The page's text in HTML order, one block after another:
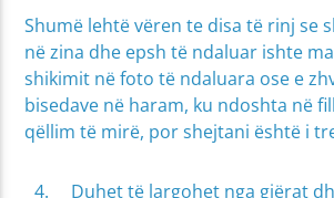
Shumë lehtë vëren te disa të rinj se
në zina dhe epsh të ndaluar ishte
shikimit në foto të ndaluara ose e
bisedave në haram, ku ndoshta në
qëllim të mirë, por shejtani është i
Duhet të largohet nga gjërat